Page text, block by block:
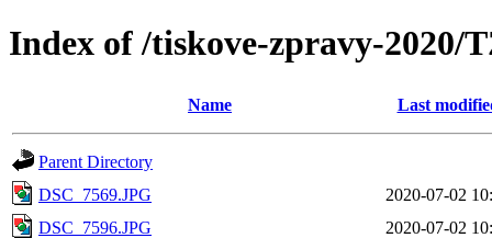
Index of /tiskove-zpravy-2020/
Name Last
Parent Directory
DSC_7569.JPG
2020-07-02
DSC_7596.JPG
2020-07-02